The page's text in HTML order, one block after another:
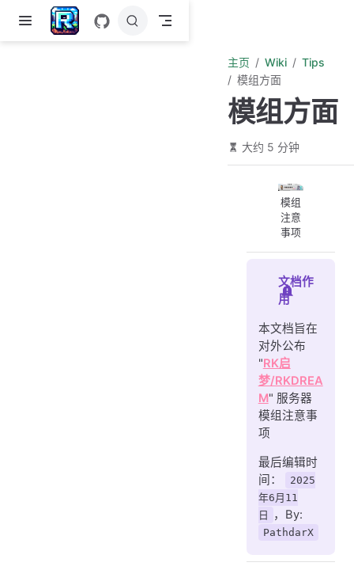
跳至主要內容
主页 Wiki
Tips
模组方面
模组方面
大约 5 分钟
模组
注意
事项
文档作
用
本文档旨在
对外公布
"RK启
梦/RKDREA
M" 服务器
模组注意事
项
最后编辑时
间：
2025
年6月11
日
，By:
PathdarX